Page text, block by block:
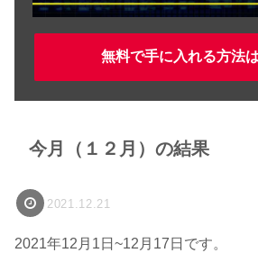
無料で手に入れる方法
今月（１２月）の結果
2021.12.21
2021年12月1日~12月17日です。